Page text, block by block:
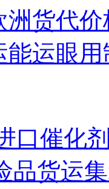
洲货代价
能运眼
口催化
品货运